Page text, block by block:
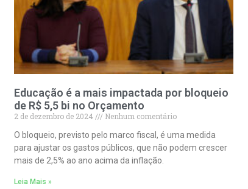
Educação é a mais impactada por bloqueio
de R$ 5,5 bi no Orçamento
2 de dezembro de 2024
Nenhum comentário
O bloqueio, previsto pelo marco fiscal, é uma medida
para ajustar os gastos públicos, que não podem crescer
mais de 2,5% ao ano acima da inflação.
Leia Mais »